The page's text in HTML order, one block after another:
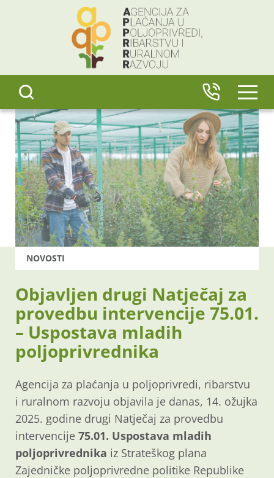
NOVOSTI
Objavljen drugi Natječaj za
provedbu intervencije 75.01.
– Uspostava mladih
poljoprivrednika
Agencija za plaćanja u poljoprivredi, ribarstvu
i ruralnom razvoju objavila je danas, 14. ožujka
2025. godine drugi Natječaj za provedbu
intervencije 75.01. Uspostava mladih
poljoprivrednika iz Strateškog plana
Zajedničke poljoprivredne politike Republike